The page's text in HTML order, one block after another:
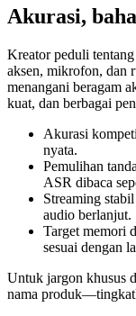
Akurasi,
Kreator peduli
aksen, mikrofon, dan
menangani beragam
kuat, dan berbagai
Akurasi
nyata.
Pemulihan
ASR dibaca
Streaming
audio berlanjut.
Target memori
sesuai dengan
Untuk jargon khusus
nama